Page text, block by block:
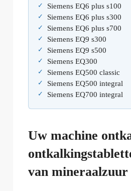
Siemens EQ6 plus s100
Siemens EQ6 plus s300
Siemens EQ6 plus s700
Siemens EQ9 s300
Siemens EQ9 s500
Siemens EQ300
Siemens EQ500 classic
Siemens EQ500 integral
Siemens EQ700 integral
Uw machine
van mineraalzuur